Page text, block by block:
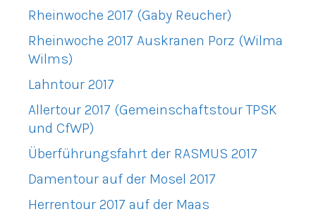
Rheinwoche 2017 (Gaby Reucher)
Rheinwoche 2017 Auskranen Porz (Wilma
Wilms)
Lahntour 2017
Allertour 2017 (Gemeinschaftstour TPSK
und CfWP)
Überführungsfahrt der RASMUS 2017
Damentour auf der Mosel 2017
Herrentour 2017 auf der Maas